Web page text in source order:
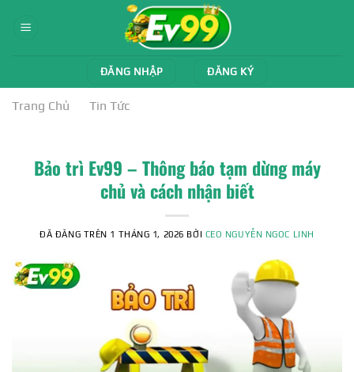
ĐĂNG NHẬP ĐĂNG KÝ
Trang Chủ Tin Tức
Bảo trì Ev99 – Thông báo tạm dừng máy
chủ và cách nhận biết
ĐÃ ĐĂNG TRÊN 1 THÁNG 1, 2026 BỞI CEO NGUYỄN NGOC LINH